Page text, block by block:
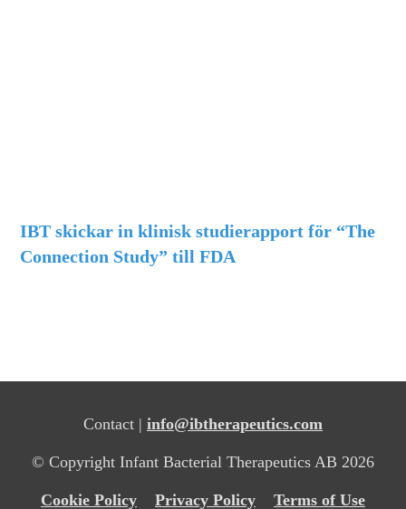
IBT skickar in klinisk studierapport för “The
Connection Study” till FDA
Contact | info@ibtherapeutics.com
© Copyright Infant Bacterial Therapeutics AB 2026
Cookie Policy Privacy Policy Terms of Use